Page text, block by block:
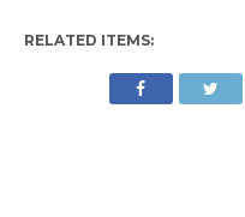
RELATED ITEMS: